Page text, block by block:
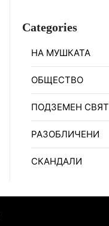
Categories
НА МУШКАТА
ОБЩЕСТВО
ПОДЗЕМЕН СВЯТ
РАЗОБЛИЧЕНИ
СКАНДАЛИ